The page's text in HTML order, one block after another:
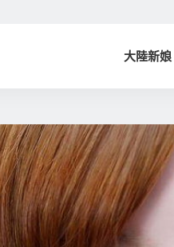
大陸新娘